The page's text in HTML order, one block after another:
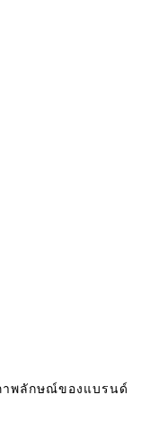
าพลักษณ์ของแบรนด์